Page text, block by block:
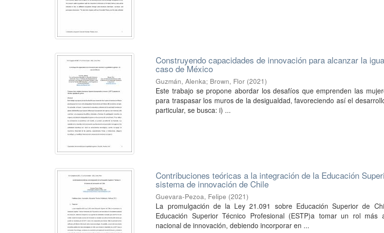
Construyendo capacidades de innovación para alcanzar la
caso de México
Guzmán, Alenka; Brown, Flor (2021)
Este trabajo se propone abordar los desafíos que emprenden las
para traspasar los muros de la desigualdad, favoreciendo así el
particular, se busca: i) ...
Contribuciones teóricas a la integración de la Educación
sistema de innovación de Chile
Guevara-Pezoa, Felipe (2021)
La promulgación de la Ley 21.091 sobre Educación Superior de
Educación Superior Técnico Profesional (ESTP)a tomar un rol más
nacional de innovación, debiendo incorporar en ...